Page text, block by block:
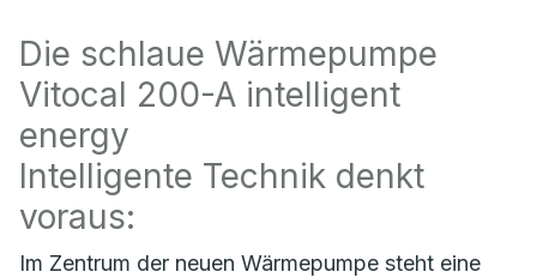
Die schlaue Wärmepumpe
Vitocal 200-A intelligent
energy
Intelligente Technik denkt
voraus:
Im Zentrum der neuen Wärmepumpe steht eine